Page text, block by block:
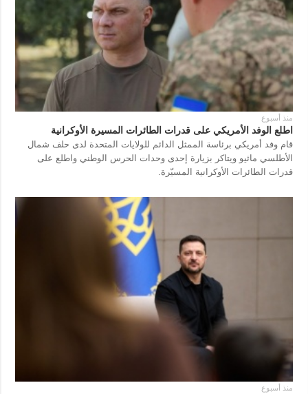
منذ أسبوع
اطلع الوفد الأمريكي على قدرات الطائرات المسيرة الأوكرانية
قام وفد أمريكي برئاسة الممثل الدائم للولايات المتحدة لدى حلف شمال
الأطلسي ماثيو ويتاكر بزيارة إحدى وحدات الحرس الوطني واطلع على
قدرات الطائرات الأوكرانية المسيّرة.
منذ أسبوع